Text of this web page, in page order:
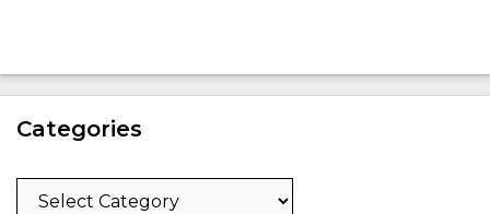
Categories
Categories